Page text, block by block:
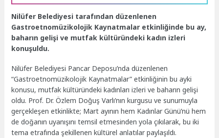
Nilüfer Belediyesi tarafından düzenlenen
Gastroetnomüzikolojik Kaynatmalar etkinliğinde bu ay,
baharın gelişi ve mutfak kültüründeki kadın izleri
konuşuldu.
Nilüfer Belediyesi Pancar Deposu’nda düzenlenen
“Gastroetnomüzikolojik Kaynatmalar” etkinliğinin bu ayki
konusu, mutfak kültüründeki kadınları izleri ve baharın gelişi
oldu. Prof. Dr. Özlem Doğuş Varlı’nın kurgusu ve sunumuyla
gerçekleşen etkinlikte; Mart ayının hem Kadınlar Günü’nü hem
de doğanın uyanışını temsil etmesinden yola çıkılarak, bu iki
tema etrafında şekillenen kültürel anlatılar paylaşıldı.